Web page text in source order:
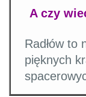
A czy
Radłów to
pięknych